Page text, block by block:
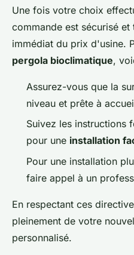
Une fois votre choix
commande est sécurisé
immédiat du prix d'usine.
pergola bioclimatique,
Assurez-vous que la
niveau et prête à
Suivez les instructions
pour une installation
Pour une installation
faire appel à un
En respectant ces
pleinement de votre
personnalisé.